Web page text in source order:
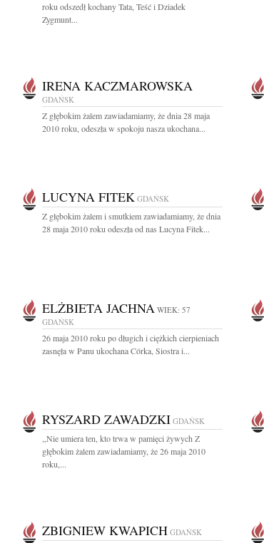
roku odszedł kochany Tata, Teść i Dziadek
Zygmunt...
IRENA KACZMAROWSKA
GDAŃSK
Z głębokim żalem zawiadamiamy, że dnia 28 maja
2010 roku, odeszła w spokoju nasza ukochana...
LUCYNA FITEK GDAŃSK
Z głębokim żalem i smutkiem zawiadamiamy, że dnia
28 maja 2010 roku odeszła od nas Lucyna Fitek...
ELŻBIETA JACHNA WIEK: 57
GDAŃSK
26 maja 2010 roku po długich i ciężkich cierpieniach
zasnęła w Panu ukochana Córka, Siostra i...
RYSZARD ZAWADZKI GDAŃSK
,,Nie umiera ten, kto trwa w pamięci żywych Z
głębokim żalem zawiadamiamy, że 26 maja 2010
roku,...
ZBIGNIEW KWAPICH GDAŃSK